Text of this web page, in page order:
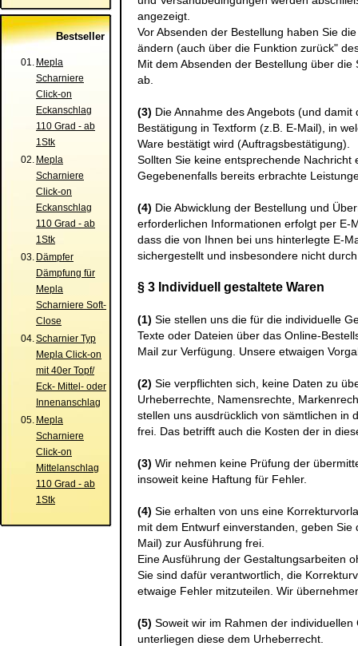
Bestseller
01. Mepla
Scharniere
Click-on
Eckanschlag
110 Grad - ab
1Stk
02. Mepla
Scharniere
Click-on
Eckanschlag
110 Grad - ab
1Stk
03. Dämpfer
Dämpfung für
Mepla
Scharniere Soft-
Close
04.Scharnier Typ
Mepla Click-on
mit 40er Topf/
Eck- Mittel- oder
Innenanschlag
05. Mepla
Scharniere
Click-on
Mittelanschlag
110 Grad - ab
1Stk
angezeigt.
Vor Absenden der Bestellung haben Sie
ändern (auch über die Funktion zurück"
Mit dem Absenden der Bestellung über die
ab.
(3) Die Annahme des Angebots (und
Bestätigung in Textform (z.B. E-Mail), in
Ware bestätigt wird (Auftragsbestätigung).
Sollten Sie keine entsprechende
Gegebenenfalls bereits erbrachte
(4) Die Abwicklung der Bestellung und
erforderlichen Informationen erfolgt per E-
dass die von Ihnen bei uns hinterlegte E-
sichergestellt und insbesondere nicht
§ 3 Individuell gestaltete Waren
(1) Sie stellen uns die für die individuelle
Texte oder Dateien über das Online-
Mail zur Verfügung. Unsere etwaigen
(2) Sie verpflichten sich, keine Daten zu
Urheberrechte, Namensrechte,
stellen uns ausdrücklich von sämtlichen in
frei. Das betrifft auch die Kosten der in
(3) Wir nehmen keine Prüfung der
insoweit keine Haftung für Fehler.
(4) Sie erhalten von uns eine
mit dem Entwurf einverstanden, geben
Mail) zur Ausführung frei.
Eine Ausführung der Gestaltungsarbeiten
Sie sind dafür verantwortlich, die
etwaige Fehler mitzuteilen. Wir
(5) Soweit wir im Rahmen der
unterliegen diese dem Urheberrecht.